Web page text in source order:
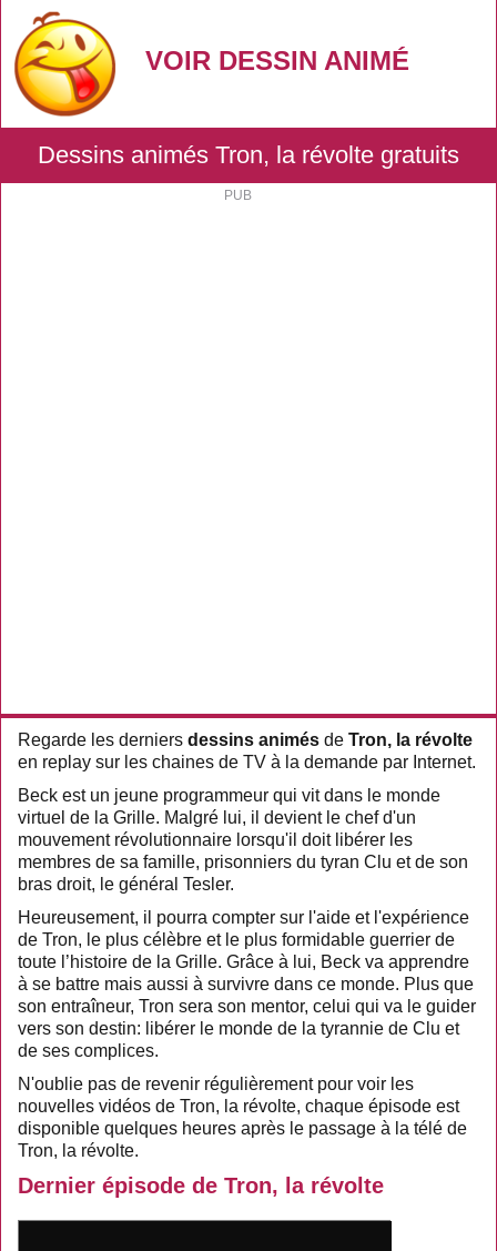
VOIR DESSIN ANIMÉ
Dessins animés Tron, la révolte gratuits
Regarde les derniers dessins animés de Tron, la révolte
en replay sur les chaines de TV à la demande par Internet.
Beck est un jeune programmeur qui vit dans le monde
virtuel de la Grille. Malgré lui, il devient le chef d'un
mouvement révolutionnaire lorsqu'il doit libérer les
membres de sa famille, prisonniers du tyran Clu et de son
bras droit, le général Tesler.
Heureusement, il pourra compter sur l'aide et l'expérience
de Tron, le plus célèbre et le plus formidable guerrier de
toute l’histoire de la Grille. Grâce à lui, Beck va apprendre
à se battre mais aussi à survivre dans ce monde. Plus que
son entraîneur, Tron sera son mentor, celui qui va le guider
vers son destin: libérer le monde de la tyrannie de Clu et
de ses complices.
N'oublie pas de revenir régulièrement pour voir les
nouvelles vidéos de Tron, la révolte, chaque épisode est
disponible quelques heures après le passage à la télé de
Tron, la révolte.
Dernier épisode de Tron, la révolte